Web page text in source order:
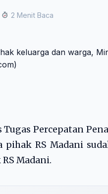
2 Menit Baca
Percepatan
RS Madani
Madani.